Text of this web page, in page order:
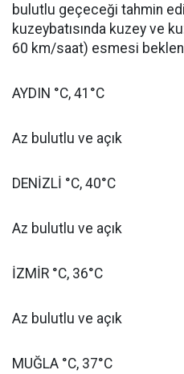
bulutlu geçeceği tahmin
kuzeybatısında kuzey ve
60 km/saat) esmesi
AYDIN °C, 41°C
Az bulutlu ve açık
DENİZLİ °C, 40°C
Az bulutlu ve açık
İZMİR °C, 36°C
Az bulutlu ve açık
MUĞLA °C, 37°C